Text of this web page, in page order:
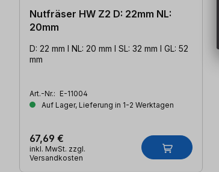
Nutfräser HW Z2 D: 22mm NL:
20mm
D: 22 mm l NL: 20 mm l SL: 32 mm l GL: 52
mm
Art.-Nr.: E-11004
Auf Lager, Lieferung in 1-2 Werktagen
67,69 €
inkl. MwSt. zzgl.
Versandkosten